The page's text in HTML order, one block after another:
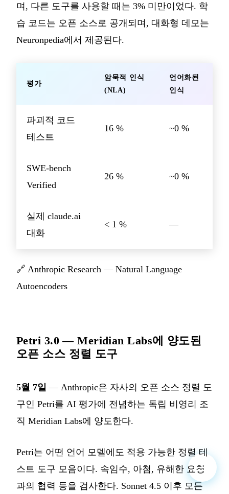
며, 다른 도구를 사용할 때는 3% 미만이었다. 학
습 코드는 오픈 소스로 공개되며, 대화형 데모는
Neuronpedia에서 제공된다.
평가
암묵적 인식
(NLA)
언어화된
인식
파괴적 코드
테스트
16 % ~0 %
SWE-bench
Verified
26 % ~0 %
실제 claude.ai
대화
< 1 % —
🔗 Anthropic Research — Natural Language
Autoencoders
Petri 3.0 — Meridian Labs에 양도된
오픈 소스 정렬 도구
5월 7일 — Anthropic은 자사의 오픈 소스 정렬 도
구인 Petri를 AI 평가에 전념하는 독립 비영리 조
직 Meridian Labs에 양도한다.
Petri는 어떤 언어 모델에도 적용 가능한 정렬 테
스트 도구 모음이다. 속임수, 아첨, 유해한 요청
과의 협력 등을 검사한다. Sonnet 4.5 이후 모든